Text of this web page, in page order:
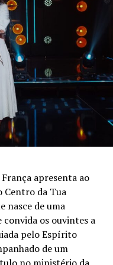
apresenta ao
Centro da Tua
nasce de uma
os ouvintes a
pelo Espírito
de um